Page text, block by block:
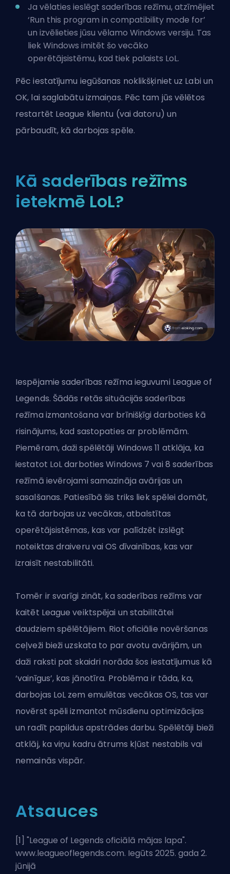
Ja vēlaties ieslēgt saderības režīmu, atzīmējiet
‘Run this program in compatibility mode for’
un izvēlieties jūsu vēlamo Windows versiju. Tas
liek Windows imitēt šo vecāko
operētājsistēmu, kad tiek palaists LoL.
Pēc iestatījumu iegūšanas noklikšķiniet uz Labi un
OK, lai saglabātu izmaiņas. Pēc tam jūs vēlētos
restartēt League klientu (vai datoru) un
pārbaudīt, kā darbojas spēle.
Kā saderības režīms
ietekmē LoL?
Iespējamie saderības režīma ieguvumi League of
Legends. Šādās retās situācijās saderības
režīma izmantošana var brīnišķīgi darboties kā
risinājums, kad sastopaties ar problēmām.
Piemēram, daži spēlētāji Windows 11 atklāja, ka
iestatot LoL darboties Windows 7 vai 8 saderības
režīmā ievērojami samazināja avārijas un
sasalšanas. Patiesībā šis triks liek spēlei domāt,
ka tā darbojas uz vecākas, atbalstītas
operētājsistēmas, kas var palīdzēt izslēgt
noteiktas draiveru vai OS dīvainības, kas var
izraisīt nestabilitāti.
Tomēr ir svarīgi zināt, ka saderības režīms var
kaitēt League veiktspējai un stabilitātei
daudziem spēlētājiem. Riot oficiālie novēršanas
ceļveži bieži uzskata to par avotu avārijām, un
daži raksti pat skaidri norāda šos iestatījumus kā
‘vainīgus’, kas jānotīra. Problēma ir tāda, ka,
darbojas LoL zem emulētas vecākas OS, tas var
novērst spēli izmantot mūsdienu optimizācijas
un radīt papildus apstrādes darbu. Spēlētāji bieži
atklāj, ka viņu kadru ātrums kļūst nestabils vai
nemainās vispār.
Atsauces
[1] "League of Legends oficiālā mājas lapa".
www.leagueoflegends.com. Iegūts 2025. gada 2.
jūnijā